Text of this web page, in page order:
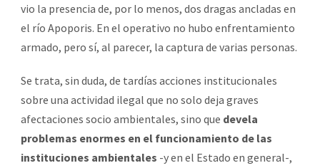
vio la presencia de, por lo menos, dos dragas ancladas en
el río Apoporis. En el operativo no hubo enfrentamiento
armado, pero sí, al parecer, la captura de varias personas.
Se trata, sin duda, de tardías acciones institucionales
sobre una actividad ilegal que no solo deja graves
afectaciones socio ambientales, sino que devela
problemas enormes en el funcionamiento de las
instituciones ambientales -y en el Estado en general-,